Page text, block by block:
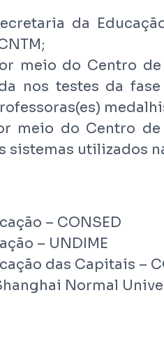
da
meio do Centro
nos testes da
meio do Centro
sistemas utilizados
– CONSED
– UNDIME
das Capitais –
Normal